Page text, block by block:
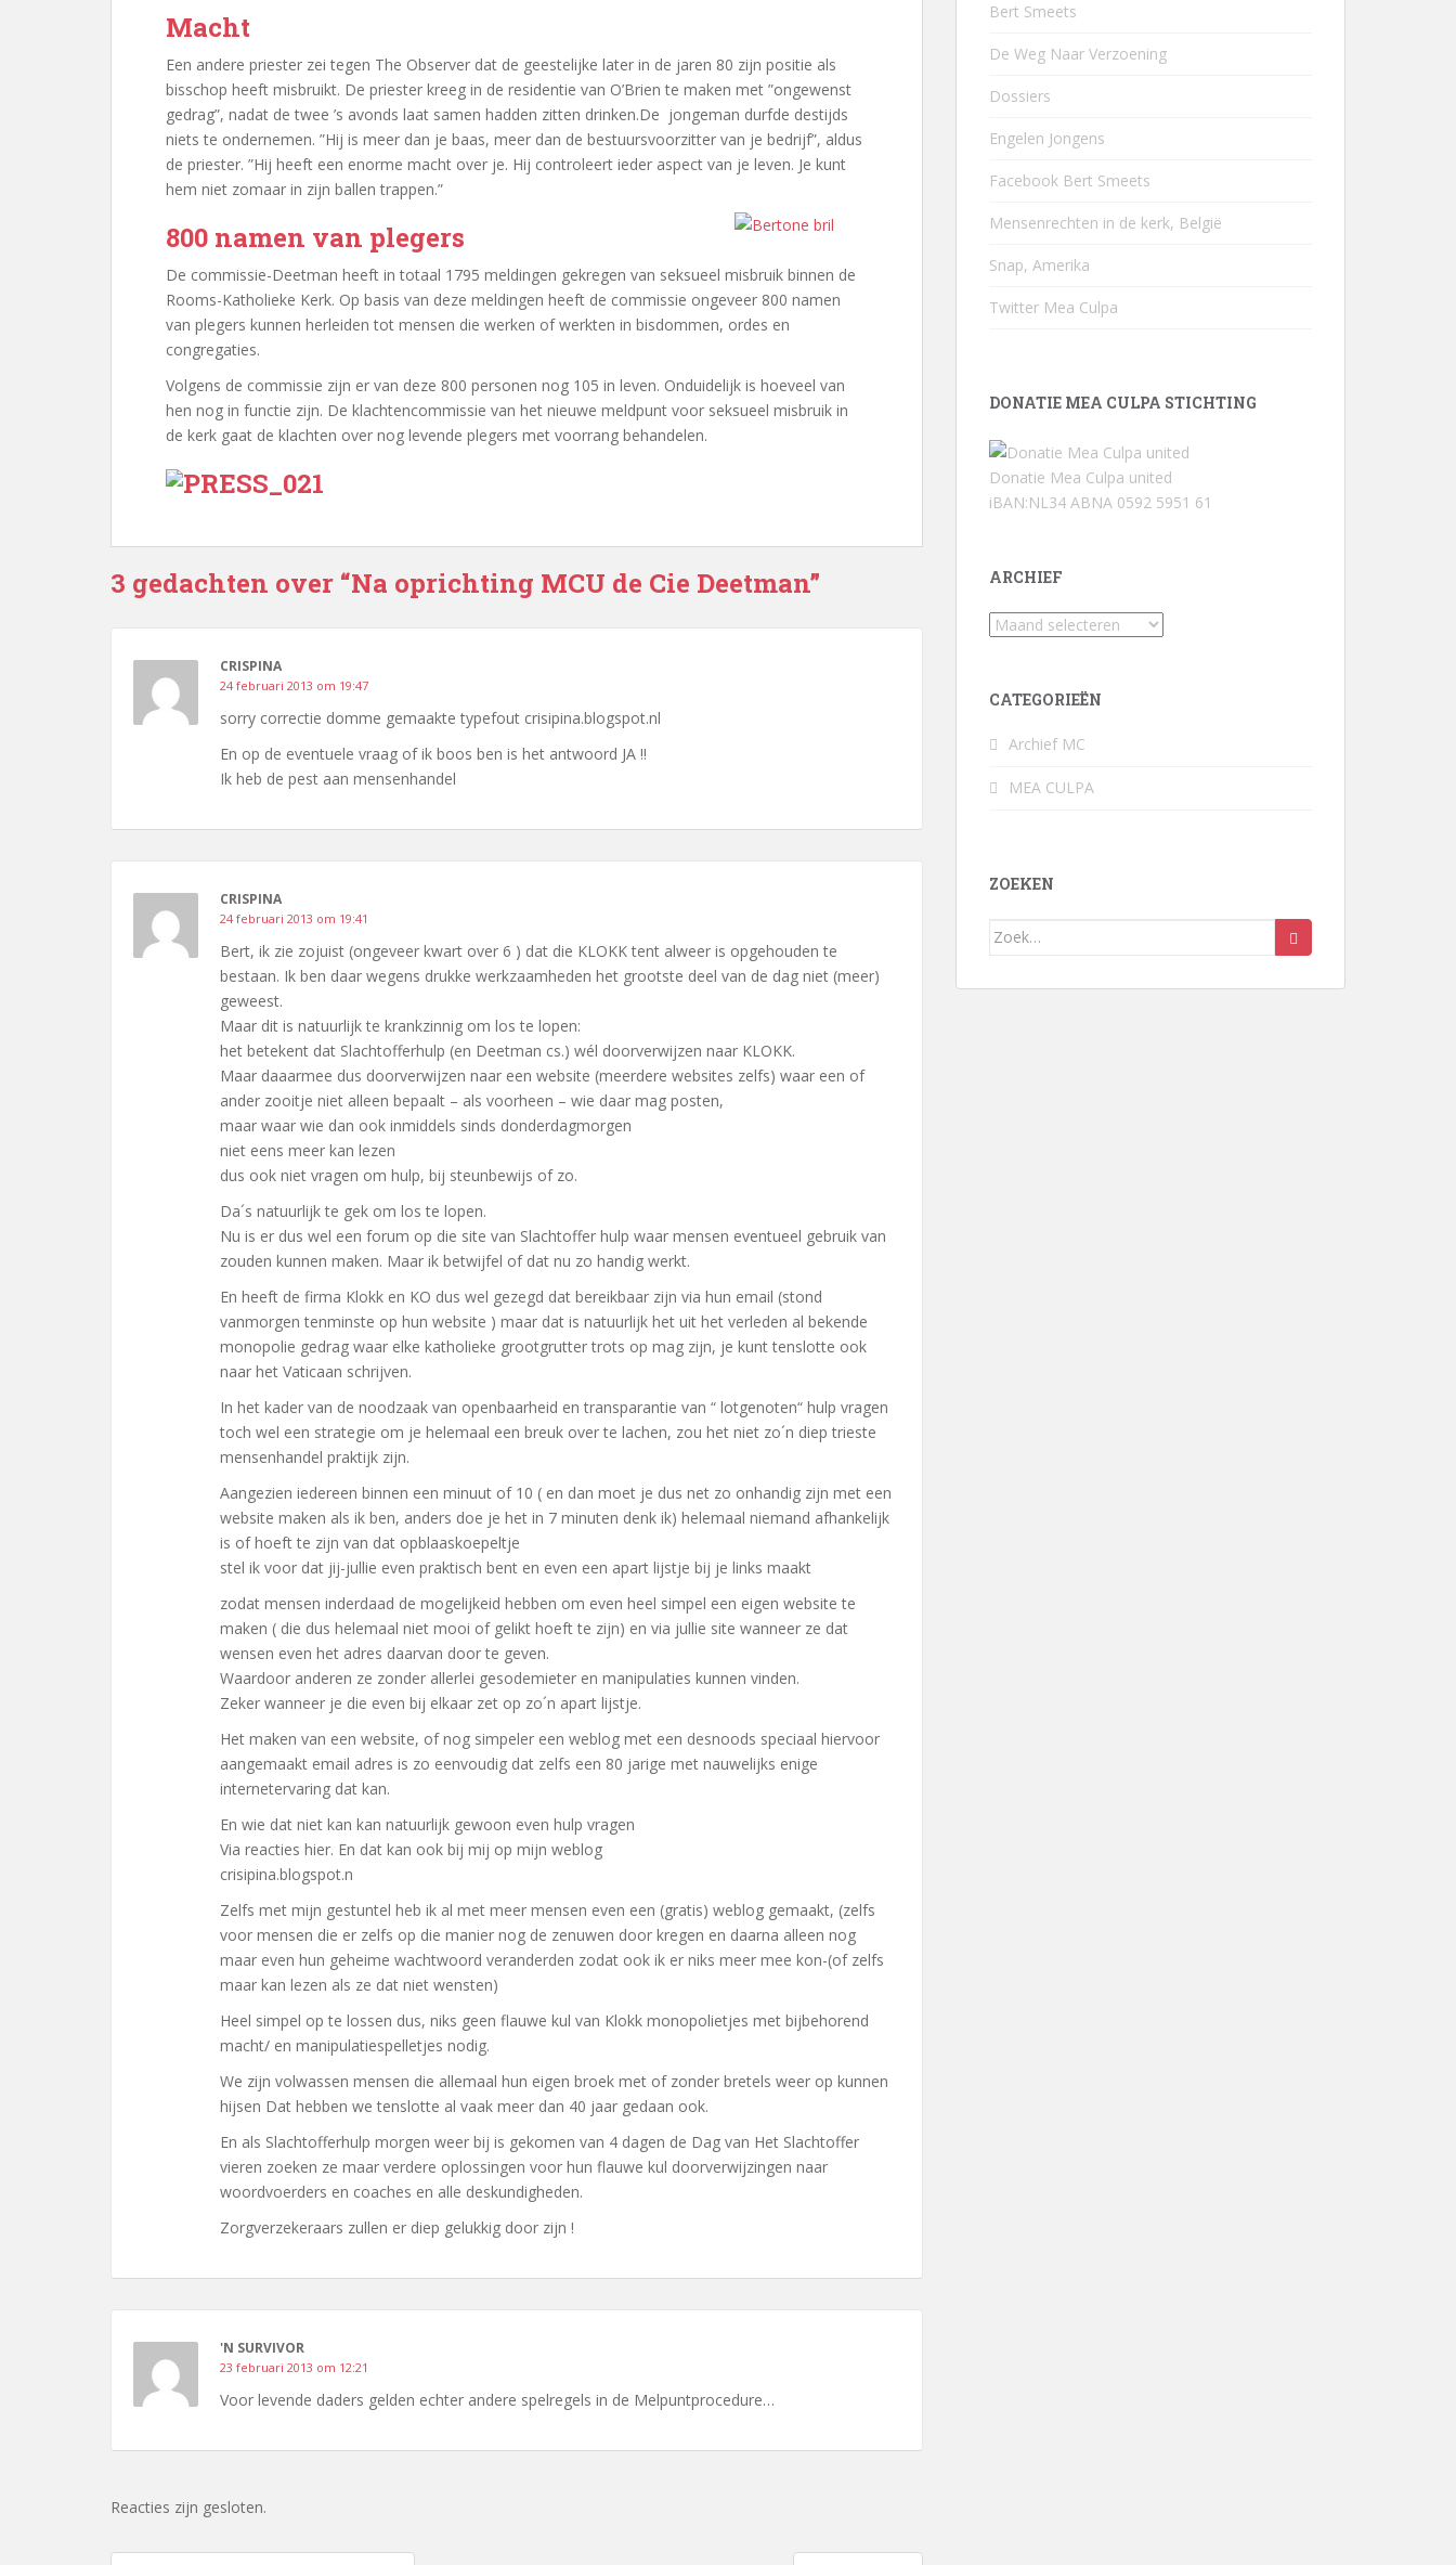
Macht
Een andere priester zei tegen The Observer dat de geestelijke later in de jaren 80 zijn positie als
bisschop heeft misbruikt. De priester kreeg in de residentie van O’Brien te maken met ”ongewenst
gedrag”, nadat de twee ’s avonds laat samen hadden zitten drinken.De jongeman durfde destijds
niets te ondernemen. ”Hij is meer dan je baas, meer dan de bestuursvoorzitter van je bedrijf”, aldus
de priester. ”Hij heeft een enorme macht over je. Hij controleert ieder aspect van je leven. Je kunt
hem niet zomaar in zijn ballen trappen.”
800 namen van plegers
De commissie-Deetman heeft in totaal 1795 meldingen gekregen van seksueel misbruik binnen de
Rooms-Katholieke Kerk. Op basis van deze meldingen heeft de commissie ongeveer 800 namen
van plegers kunnen herleiden tot mensen die werken of werkten in bisdommen, ordes en
congregaties.
Volgens de commissie zijn er van deze 800 personen nog 105 in leven. Onduidelijk is hoeveel van
hen nog in functie zijn. De klachtencommissie van het nieuwe meldpunt voor seksueel misbruik in
de kerk gaat de klachten over nog levende plegers met voorrang behandelen.
3 gedachten over “Na oprichting MCU de Cie Deetman”
CRISPINA
24 februari 2013 om 19:47
sorry correctie domme gemaakte typefout crisipina.blogspot.nl
En op de eventuele vraag of ik boos ben is het antwoord JA !!
Ik heb de pest aan mensenhandel
CRISPINA
24 februari 2013 om 19:41
Bert, ik zie zojuist (ongeveer kwart over 6 ) dat die KLOKK tent alweer is opgehouden te
bestaan. Ik ben daar wegens drukke werkzaamheden het grootste deel van de dag niet (meer)
geweest.
Maar dit is natuurlijk te krankzinnig om los te lopen:
het betekent dat Slachtofferhulp (en Deetman cs.) wél doorverwijzen naar KLOKK.
Maar daaarmee dus doorverwijzen naar een website (meerdere websites zelfs) waar een of
ander zooitje niet alleen bepaalt – als voorheen – wie daar mag posten,
maar waar wie dan ook inmiddels sinds donderdagmorgen
niet eens meer kan lezen
dus ook niet vragen om hulp, bij steunbewijs of zo.
Da´s natuurlijk te gek om los te lopen.
Nu is er dus wel een forum op die site van Slachtoffer hulp waar mensen eventueel gebruik van
zouden kunnen maken. Maar ik betwijfel of dat nu zo handig werkt.
En heeft de firma Klokk en KO dus wel gezegd dat bereikbaar zijn via hun email (stond
vanmorgen tenminste op hun website ) maar dat is natuurlijk het uit het verleden al bekende
monopolie gedrag waar elke katholieke grootgrutter trots op mag zijn, je kunt tenslotte ook
naar het Vaticaan schrijven.
In het kader van de noodzaak van openbaarheid en transparantie van “ lotgenoten“ hulp vragen
toch wel een strategie om je helemaal een breuk over te lachen, zou het niet zo´n diep trieste
mensenhandel praktijk zijn.
Aangezien iedereen binnen een minuut of 10 ( en dan moet je dus net zo onhandig zijn met een
website maken als ik ben, anders doe je het in 7 minuten denk ik) helemaal niemand afhankelijk
is of hoeft te zijn van dat opblaaskoepeltje
stel ik voor dat jij-jullie even praktisch bent en even een apart lijstje bij je links maakt
zodat mensen inderdaad de mogelijkeid hebben om even heel simpel een eigen website te
maken ( die dus helemaal niet mooi of gelikt hoeft te zijn) en via jullie site wanneer ze dat
wensen even het adres daarvan door te geven.
Waardoor anderen ze zonder allerlei gesodemieter en manipulaties kunnen vinden.
Zeker wanneer je die even bij elkaar zet op zo´n apart lijstje.
Het maken van een website, of nog simpeler een weblog met een desnoods speciaal hiervoor
aangemaakt email adres is zo eenvoudig dat zelfs een 80 jarige met nauwelijks enige
internetervaring dat kan.
En wie dat niet kan kan natuurlijk gewoon even hulp vragen
Via reacties hier. En dat kan ook bij mij op mijn weblog
crisipina.blogspot.n
Zelfs met mijn gestuntel heb ik al met meer mensen even een (gratis) weblog gemaakt, (zelfs
voor mensen die er zelfs op die manier nog de zenuwen door kregen en daarna alleen nog
maar even hun geheime wachtwoord veranderden zodat ook ik er niks meer mee kon-(of zelfs
maar kan lezen als ze dat niet wensten)
Heel simpel op te lossen dus, niks geen flauwe kul van Klokk monopolietjes met bijbehorend
macht/ en manipulatiespelletjes nodig.
We zijn volwassen mensen die allemaal hun eigen broek met of zonder bretels weer op kunnen
hijsen Dat hebben we tenslotte al vaak meer dan 40 jaar gedaan ook.
En als Slachtofferhulp morgen weer bij is gekomen van 4 dagen de Dag van Het Slachtoffer
vieren zoeken ze maar verdere oplossingen voor hun flauwe kul doorverwijzingen naar
woordvoerders en coaches en alle deskundigheden.
Zorgverzekeraars zullen er diep gelukkig door zijn !
'N SURVIVOR
23 februari 2013 om 12:21
Voor levende daders gelden echter andere spelregels in de Melpuntprocedure…
Reacties zijn gesloten.
Bert Smeets
De Weg Naar Verzoening
Dossiers
Engelen Jongens
Facebook Bert Smeets
Mensenrechten in de kerk, België
Snap, Amerika
Twitter Mea Culpa
DONATIE MEA CULPA STICHTING
Donatie Mea Culpa united
iBAN:NL34 ABNA 0592 5951 61
ARCHIEF
Archief
CATEGORIEËN
Archief MC
MEA CULPA
ZOEKEN
Zoek